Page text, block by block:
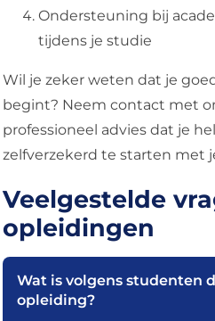
Ondersteuning bij
tijdens je studie
Wil je zeker weten dat je
begint? Neem contact met
professioneel advies dat je
zelfverzekerd te starten met
Veelgestelde
opleidingen
Wat is volgens studenten
opleiding?